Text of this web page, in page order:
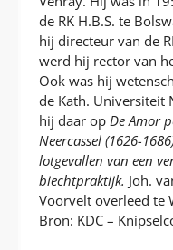
de RK H.B.S. te
hij directeur van de
werd hij rector van
Ook was hij
de Kath. Universiteit
hij daar op De Amor
Neercassel (1626-
lotgevallen van een
biechtpraktijk. Joh.
Voorvelt overleed te
Bron: KDC –